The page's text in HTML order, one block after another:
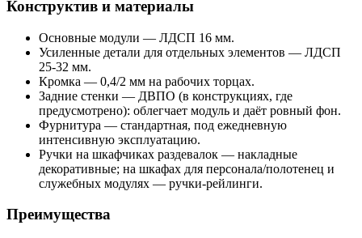
Конструктив и материалы
Основные модули — ЛДСП 16 мм.
Усиленные детали для отдельных элементов — ЛДСП
25-32 мм.
Кромка — 0,4/2 мм на рабочих торцах.
Задние стенки — ДВПО (в конструкциях, где
предусмотрено): облегчает модуль и даёт ровный фон.
Фурнитура — стандартная, под ежедневную
интенсивную эксплуатацию.
Ручки на шкафчиках раздевалок — накладные
декоративные; на шкафах для персонала/полотенец и
служебных модулях — ручки-рейлинги.
Преимущества